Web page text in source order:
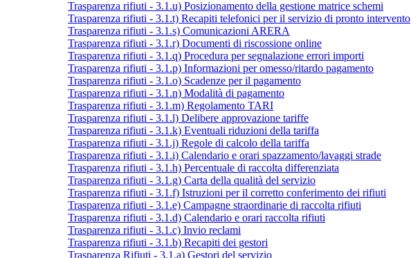
Trasparenza rifiuti - 3.1.u) Posizionamento della gestione matrice schemi
Trasparenza rifiuti - 3.1.t) Recapiti telefonici per il servizio di pronto intervento
Trasparenza rifiuti - 3.1.s) Comunicazioni ARERA
Trasparenza rifiuti - 3.1.r) Documenti di riscossione online
Trasparenza rifiuti - 3.1.q) Procedura per segnalazione errori importi
Trasparenza rifiuti - 3.1.p) Informazioni per omesso/ritardo pagamento
Trasparenza rifiuti - 3.1.o) Scadenze per il pagamento
Trasparenza rifiuti - 3.1.n) Modalità di pagamento
Trasparenza rifiuti - 3.1.m) Regolamento TARI
Trasparenza rifiuti - 3.1.l) Delibere approvazione tariffe
Trasparenza rifiuti - 3.1.k) Eventuali riduzioni della tariffa
Trasparenza rifiuti - 3.1.j) Regole di calcolo della tariffa
Trasparenza rifiuti - 3.1.i) Calendario e orari spazzamento/lavaggi strade
Trasparenza rifiuti - 3.1.h) Percentuale di raccolta differenziata
Trasparenza rifiuti - 3.1.g) Carta della qualità del servizio
Trasparenza rifiuti - 3.1.f) Istruzioni per il corretto conferimento dei rifiuti
Trasparenza rifiuti - 3.1.e) Campagne straordinarie di raccolta rifiuti
Trasparenza rifiuti - 3.1.d) Calendario e orari raccolta rifiuti
Trasparenza rifiuti - 3.1.c) Invio reclami
Trasparenza rifiuti - 3.1.b) Recapiti dei gestori
Trasparenza Rifiuti - 3.1.a) Gestori del servizio